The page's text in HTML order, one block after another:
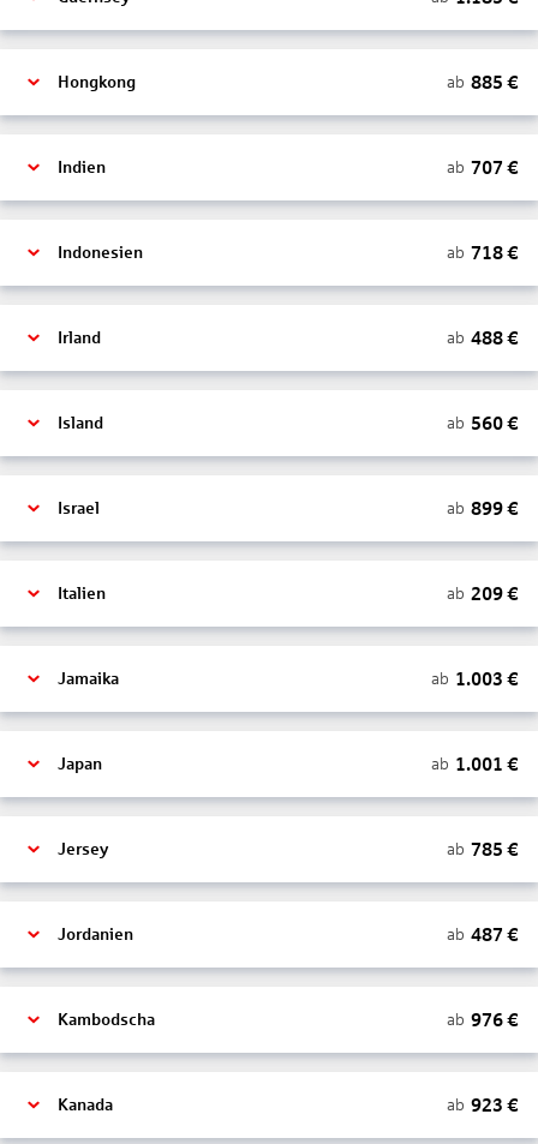
Hongkong ab 885 €
Indien ab 707 €
Indonesien ab 718€
Irland ab 488€
Island ab 560€
Israel ab 899€
Italien ab 209€
Jamaika ab 1.003 €
Japan ab 1.001 €
Jersey ab 785 €
Jordanien ab 487 €
Kambodscha ab 976€
Kanada ab 923 €